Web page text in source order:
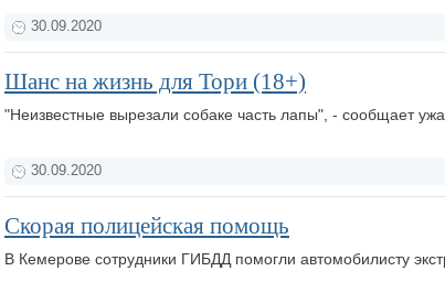
30.09.2020
Шанс на жизнь для Тори (18+)
"Неизвестные вырезали собаке часть лапы", - сообщает
30.09.2020
Скорая полицейская помощь
В Кемерове сотрудники ГИБДД помогли автомобилисту